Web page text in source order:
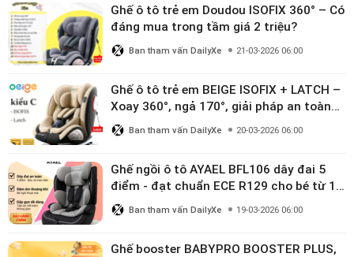
Ghế ô tô trẻ em Doudou ISOFIX 360° – Có
đáng mua trong tầm giá 2 triệu?
Ban tham vấn DailyXe 21-03-2026 06:00
Ghế ô tô trẻ em BEIGE ISOFIX + LATCH –
Xoay 360°, ngả 170°, giải pháp an toàn
linh hoạt cho bé 0–10 tuổi
Ban tham vấn DailyXe 20-03-2026 06:00
Ghế ngồi ô tô AYAEL BFL106 dây đai 5
điểm - đạt chuẩn ECE R129 cho bé từ 1–
10 tuổi
Ban tham vấn DailyXe 19-03-2026 06:00
Ghế booster BABYPRO BOOSTER PLUS,